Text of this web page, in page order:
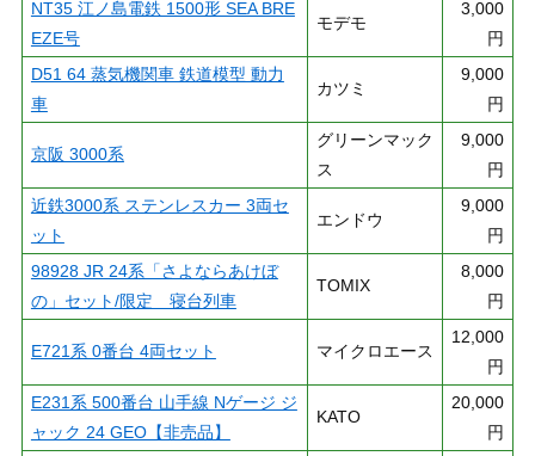
NT35 江ノ島電鉄 1500形 SEA BRE
EZE号
モデモ
3,000
円
D51 64 蒸気機関車 鉄道模型 動力
車
カツミ
9,000
円
京阪 3000系
グリーンマック
ス
9,000
円
近鉄3000系 ステンレスカー 3両セ
ット
エンドウ
9,000
円
98928 JR 24系「さよならあけぼ
の」セット/限定 寝台列車
TOMIX
8,000
円
E721系 0番台 4両セット マイクロエース
12,000
円
E231系 500番台 山手線 Nゲージ ジ
ャック 24 GEO【非売品】
KATO
20,000
円